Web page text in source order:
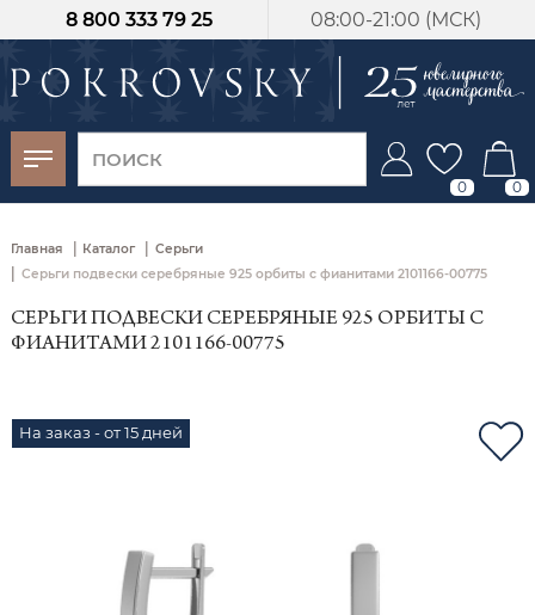
08:00-21:00 (МСК)
8 800 333 79 25
0 0
Главная | Каталог | Серьги
| Серьги подвески серебряные 925 орбиты с фианитами 2101166-00775
СЕРЬГИ ПОДВЕСКИ СЕРЕБРЯНЫЕ 925 ОРБИТЫ С
ФИАНИТАМИ 2101166-00775
На заказ - от 15 дней
-30%
от 15 дней с
момента оплаты